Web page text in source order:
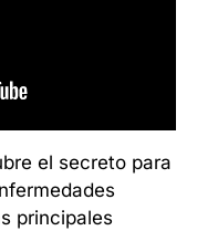
el secreto para
principales